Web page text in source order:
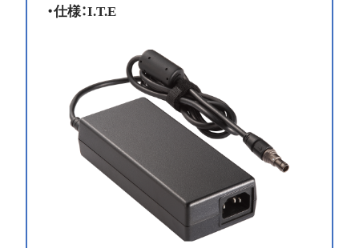
・仕様：I.T.E